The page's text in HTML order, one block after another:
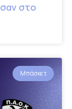
στο
Μπάσκετ